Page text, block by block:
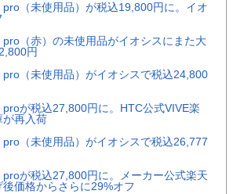
（未使用品）が税込19,800円に。イオ
（赤）の未使用品がイオシスにまた大
円
（未使用品）がイオシスで税込24,800
が税込27,800円に。HTC公式VIVE楽
が再入荷
（未使用品）がイオシスで税込26,777
が税込27,800円に。メーカー公式楽天
価格からさらに29%オフ